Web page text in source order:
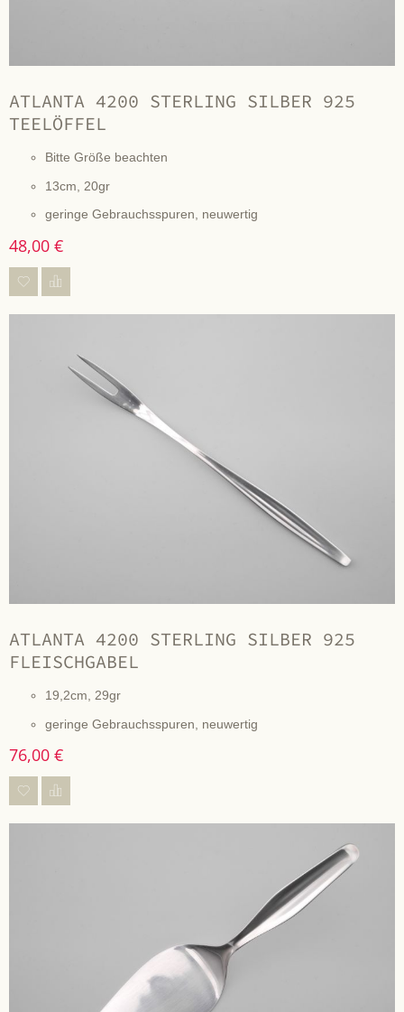
ATLANTA 4200 STERLING SILBER 925
TEELÖFFEL
Bitte Größe beachten
13cm, 20gr
geringe Gebrauchsspuren, neuwertig
48,00 €
ATLANTA 4200 STERLING SILBER 925
FLEISCHGABEL
19,2cm, 29gr
geringe Gebrauchsspuren, neuwertig
76,00 €